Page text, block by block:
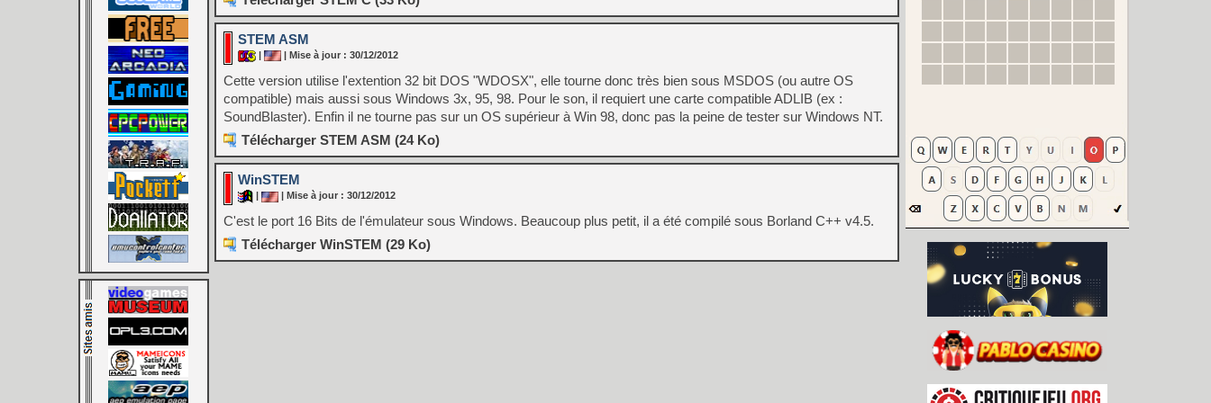
STEM ASM
| | Mise à jour : 30/12/2012
Cette version utilise l'extention 32 bit DOS "WDOSX", elle tourne donc très bien sous MSDOS (ou autre OS
compatible) mais aussi sous Windows 3x, 95, 98. Pour le son, il requiert une carte compatible ADLIB (ex :
SoundBlaster). Enfin il ne tourne pas sur un OS supérieur à Win 98, donc pas la peine de tester sur Windows NT.
Télécharger STEM ASM (24 Ko)
WinSTEM
| Mise à jour : 30/12/2012
C'est le port 16 Bits de l'émulateur sous Windows. Beaucoup plus petit, il a été compilé sous Borland C++ v4.5.
Télécharger WinSTEM (29 Ko)